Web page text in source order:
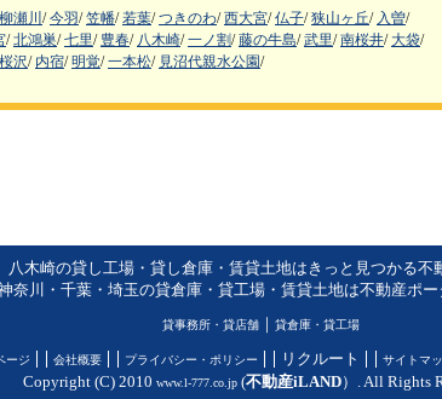
柳瀬川 / 今羽/ 笠幡/ 若葉/ つきのわ/ 西大宮/ 仏子/ 狭山ヶ丘/ 入曽/
/ 北鴻巣/ 七里/ 豊春/ 八木崎/ 一ノ割/ 藤の牛島/ 武里/ 南桜井/ 大袋/
桜沢/ 内宿/ 明覚/ 一本松/ 見沼代親水公園/
八木崎の貸し工場・貸し倉庫・賃貸土地はきっと見つかる不
奈川・千葉・埼玉の貸倉庫・貸工場・賃貸土地は不動産ポ
貸事務所・貸店舗｜ 貸倉庫・貸工場
ージ 会社概要 プライバシー・ポリシー リクルート サイトマ
Copyright (C) 2010 www.l-777.co.jp(不動産iLAND）. All Rights